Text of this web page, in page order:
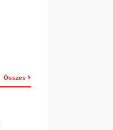
Összes